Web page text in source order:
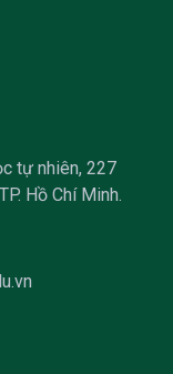
tự nhiên, 227
Hồ Chí Minh.